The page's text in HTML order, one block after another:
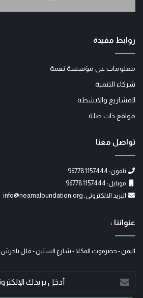
روابط مفيدة
معلومات عن مؤسسة نعمة
شركاء التنمية
المشاريع والانشطة
مواقع ذات صلة
تواصل معنا
تلفون: 967781157444
موبايل: 967781157444
البريد الالكتروني: info@neamafoundation.org
عنواننا :
اليمن - حضرموت المكلا - شارع الستين - فلل باجرش
أدخل
بريدك